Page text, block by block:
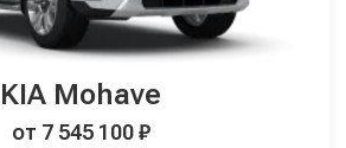
KIA Mohave
от 7 545 100 ₽